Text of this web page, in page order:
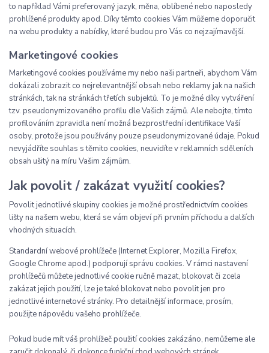
to například Vámi preferovaný jazyk, měna, oblíbené nebo naposledy
prohlížené produkty apod. Díky těmto cookies Vám můžeme doporučit
na webu produkty a nabídky, které budou pro Vás co nejzajímavější.
Marketingové cookies
Marketingové cookies používáme my nebo naši partneři, abychom Vám
dokázali zobrazit co nejrelevantnější obsah nebo reklamy jak na našich
stránkách, tak na stránkách třetích subjektů. To je možné díky vytváření
tzv. pseudonymizovaného profilu dle Vašich zájmů. Ale nebojte, tímto
profilováním zpravidla není možná bezprostřední identifikace Vaší
osoby, protože jsou používány pouze pseudonymizované údaje. Pokud
nevyjádříte souhlas s těmito cookies, neuvidíte v reklamních sděleních
obsah ušitý na míru Vašim zájmům.
Jak povolit / zakázat využití cookies?
Povolit jednotlivé skupiny cookies je možné prostřednictvím cookies
lišty na našem webu, která se vám objeví při prvním příchodu a dalších
vhodných situacích.
Standardní webové prohlížeče (Internet Explorer, Mozilla Firefox,
Google Chrome apod.) podporují správu cookies. V rámci nastavení
prohlížečů můžete jednotlivé cookie ručně mazat, blokovat či zcela
zakázat jejich použití, lze je také blokovat nebo povolit jen pro
jednotlivé internetové stránky. Pro detailnější informace, prosím,
použijte nápovědu vašeho prohlížeče.
Pokud bude mít váš prohlížeč použití cookies zakázáno, nemůžeme ale